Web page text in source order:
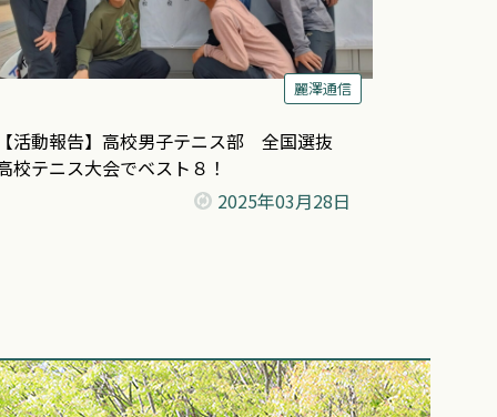
麗澤通信
活動報告】高校男子テニス部 全国選抜
校テニス大会でベスト８！
2025年03月28日